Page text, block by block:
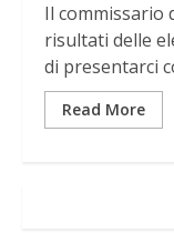
Il commissario
risultati delle
di presentarci
Read More